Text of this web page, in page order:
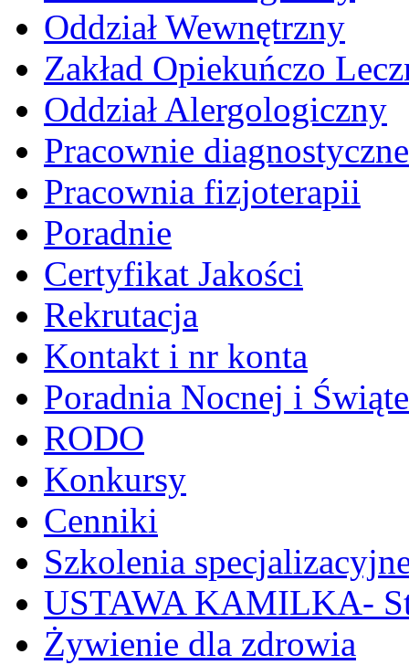
Oddział Wewnętrzny
Zakład Opiekuńczo
Oddział Alergologiczny
Pracownie diagnostyczne
Pracownia fizjoterapii
Poradnie
Certyfikat Jakości
Rekrutacja
Kontakt i nr konta
Poradnia Nocnej i
RODO
Konkursy
Cenniki
Szkolenia
USTAWA KAMILKA-
Żywienie dla zdrowia